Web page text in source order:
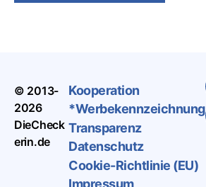
© 2013-
2026
DieCheck
erin.de
Kooperation
*Werbekennzeichnung
Transparenz
Datenschutz
Cookie-Richtlinie (EU)
Impressum